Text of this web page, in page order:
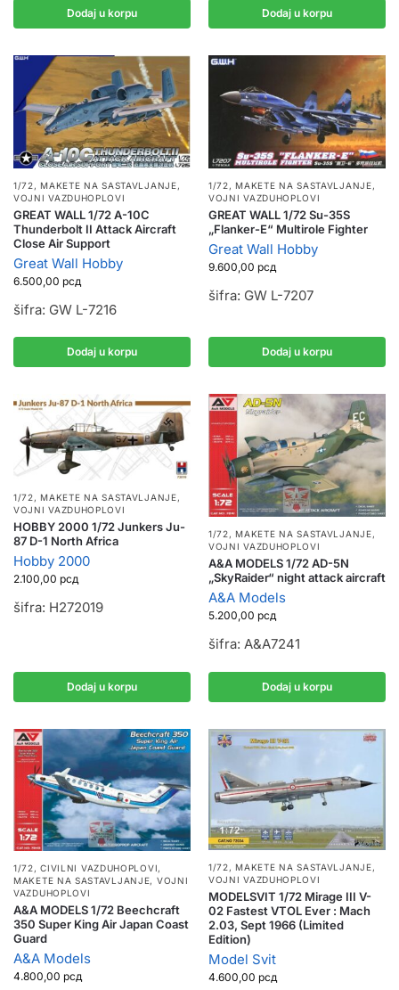
Dodaj u korpu Dodaj u korpu
1/72,MAKETE NA SASTAVLJANJE,
VOJNI VAZDUHOPLOVI
GREAT WALL 1/72 A-10C
Thunderbolt II Attack Aircraft
Close Air Support
Great Wall Hobby
6.500,00 рсд
šifra: GW L-7216
Dodaj u korpu
1/72,MAKETE NA SASTAVLJANJE,
VOJNI VAZDUHOPLOVI
GREAT WALL 1/72 Su-35S
„Flanker-E“ Multirole Fighter
Great Wall Hobby
9.600,00 рсд
šifra: GW L-7207
Dodaj u korpu
1/72,MAKETE NA SASTAVLJANJE,
VOJNI VAZDUHOPLOVI
HOBBY 2000 1/72 Junkers Ju-
87 D-1 North Africa
Hobby 2000
2.100,00 рсд
šifra: H272019
Dodaj u korpu
1/72, MAKETE NA SASTAVLJANJE,
VOJNI VAZDUHOPLOVI
A&A MODELS 1/72 AD-5N
„SkyRaider“ night attack aircraft
A&A Models
5.200,00 рсд
šifra: A&A7241
Dodaj u korpu
1/72,CIVILNI VAZDUHOPLOVI,
MAKETE NA SASTAVLJANJE, VOJNI
VAZDUHOPLOVI
A&A MODELS 1/72 Beechcraft
350 Super King Air Japan Coast
Guard
A&A Models
4.800,00 рсд
1/72, MAKETE NA SASTAVLJANJE,
VOJNI VAZDUHOPLOVI
MODELSVIT 1/72 Mirage III V-
02 Fastest VTOL Ever : Mach
2.03, Sept 1966 (Limited
Edition)
Model Svit
4.600,00 рсд